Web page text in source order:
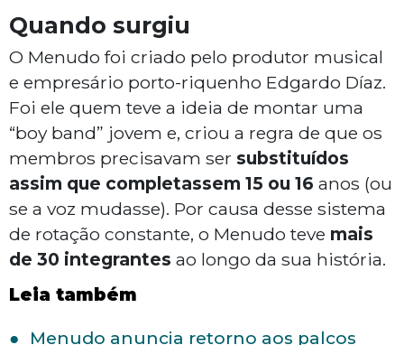
Quando surgiu
O Menudo foi criado pelo produtor musical
e empresário porto-riquenho Edgardo Díaz.
Foi ele quem teve a ideia de montar uma
“boy band” jovem e, criou a regra de que os
membros precisavam ser substituídos
assim que completassem 15 ou 16 anos (ou
se a voz mudasse). Por causa desse sistema
de rotação constante, o Menudo teve mais
de 30 integrantes ao longo da sua história.
Leia também
Menudo anuncia retorno aos palcos